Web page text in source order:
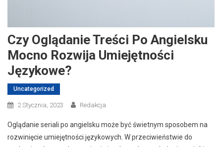
Czy Oglądanie Treści Po Angielsku
Mocno Rozwija Umiejętności
Językowe?
Uncategorized
2 Stycznia, 2023 Redakcja
Oglądanie seriali po angielsku może być świetnym sposobem na
rozwinięcie umiejętności językowych. W przeciwieństwie do